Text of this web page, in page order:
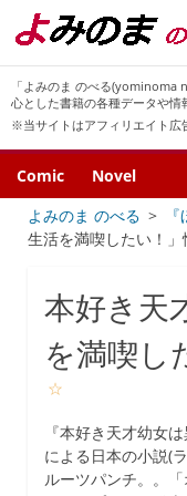
「よみのま のべる(yominoma
心とした書籍の各種データや情
※当サイトはアフィリエイト広
Comic
Novel
よみのま のべる
生活を満喫したい！
本好き天
を満喫し
☆
『本好き天才幼女
による日本の小説(
ルーツパンチ。。